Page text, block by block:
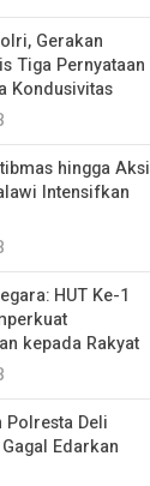
Gerakan
Tiga Pernyataan
Kondusivitas
hingga Aksi
Intensifkan
HUT Ke-1
kepada Rakyat
Polresta Deli
Edarkan